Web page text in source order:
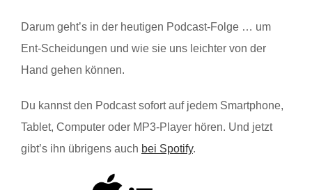
Darum geht’s in der heutigen Podcast-Folge … um
Ent-Scheidungen und wie sie uns leichter von der
Hand gehen können.
Du kannst den Podcast sofort auf jedem Smartphone,
Tablet, Computer oder MP3-Player hören. Und jetzt
gibt’s ihn übrigens auch bei Spotify.